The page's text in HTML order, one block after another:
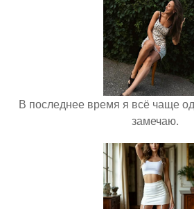
В последнее время я всё чаще
замечаю.